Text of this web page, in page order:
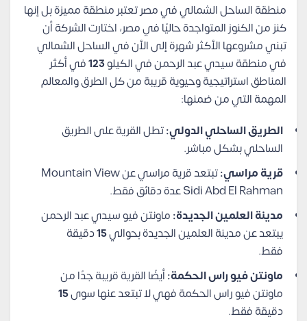
منطقة الساحل الشمالي في مصر تعتبر منطقة مميزة بل إنها
كنز من الكنوز المتواجدة حاليًا في مصر، اختارت الشركة أن
تبني مشروعها الأكثر شهرة إلى الأن في الساحل الشمالي
في منطقة سيدي عبد الرحمن في الكيلو123في أكثر
المناطق استراتيجية وحيوية قريبة من كل الطرق والمعالم
المهمة التي من ضمنها:
الطريق الساحلي الدولي:تطل القرية على الطريق
الساحلي بشكل مباشر.
قرية مراسي:
تبتعد قرية مراسي عن Mountain View
Sidi Abd El Rahman عدة دقائق فقط.
مدينة العلمين الجديدة:ماونتن فيو سيدي عبد الرحمن
يبتعد عن مدينة العلمين الجديدة بحوالي15دقيقة
فقط.
ماونتن فيو راس الحكمة:أيضًا القرية قريبة جدًا من
ماونتن فيو راس الحكمة فهي لا تبتعد عنها سوى15
دقيقة فقط.